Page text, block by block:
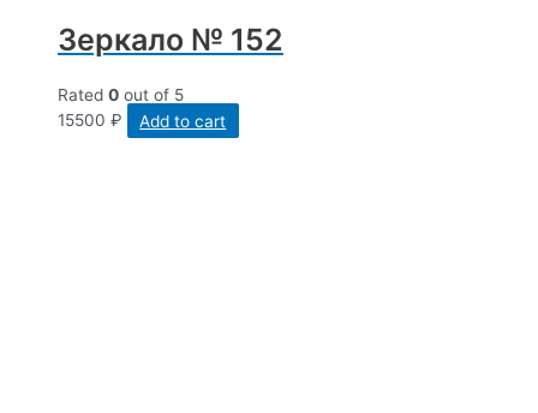
Зеркало № 152
Rated 0 out of 5
15500 ₽ Add to cart